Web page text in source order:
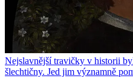
Nejslavnější travičky v historii
šlechtičny. Jed jim významně